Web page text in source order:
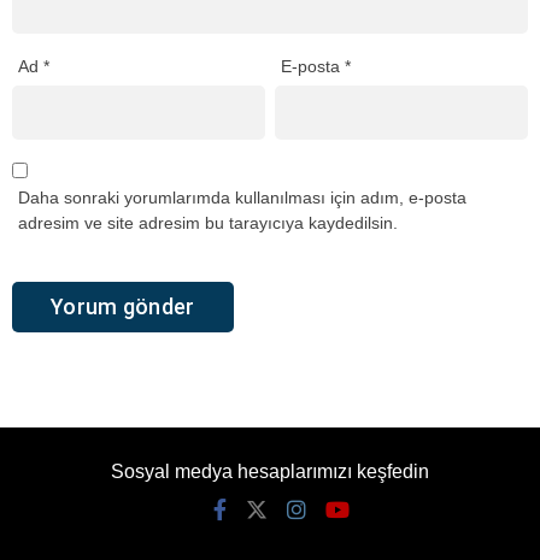
Ad * E-posta*
Daha sonraki yorumlarımda kullanılması için adım, e-posta
adresim ve site adresim bu tarayıcıya kaydedilsin.
Sosyal medya hesaplarımızı keşfedin